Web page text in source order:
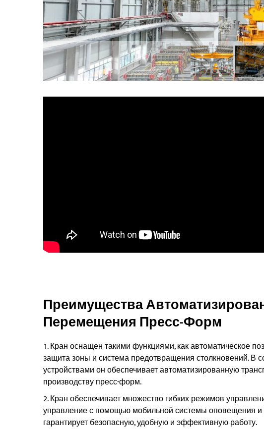
Преимущества
Перемещения Пресс-Форм
Кран оснащен такими функциями, как автоматическое
защита зоны и система предотвращения столкновений.
устройствами он обеспечивает автоматизированную
производству пресс-форм.
Кран обеспечивает множество гибких режимов
управление с помощью мобильной системы оповещения и
гарантирует безопасную, удобную и эффективную работу.